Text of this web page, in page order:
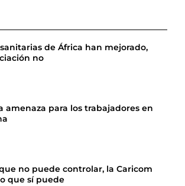
de África han mejorado,
no
amenaza para los trabajadores en
no puede controlar, la Caricom
que sí puede